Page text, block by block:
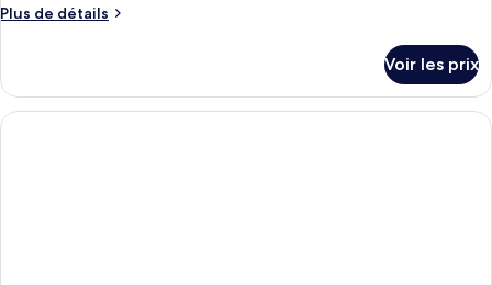
Plus de détails
Plus
le
type
de
Voir les prix